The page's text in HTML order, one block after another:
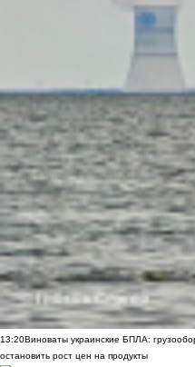
13:20Виноваты украинские БПЛА:
остановить рост цен на продукты